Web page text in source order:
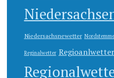
Niedersachsnewetter
Reginalwetter Regioanlwetter